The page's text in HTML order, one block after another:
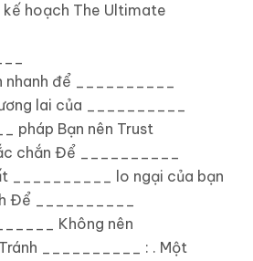
hoạch The Ultimate
để __________
lai của __________
pháp Bạn nên Trust
chắn Để __________
__________ lo ngại của bạn
Để __________
Không nên
__________ : . Một